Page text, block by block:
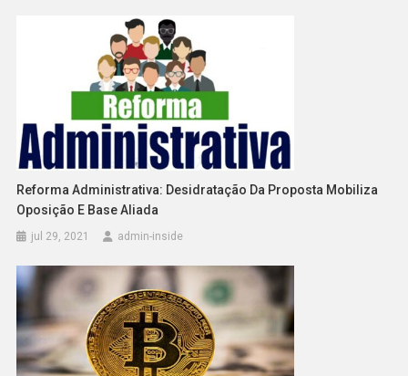
Reforma Administrativa: Desidratação Da Proposta Mobiliza
Oposição E Base Aliada
jul 29, 2021 admin-inside